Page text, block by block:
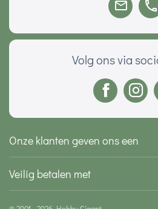
Volg ons via
Onze klanten geven ons een
Veilig betalen met